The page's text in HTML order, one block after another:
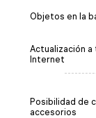
Objetos en la
Actualización a
Internet
Posibilidad de
accesorios